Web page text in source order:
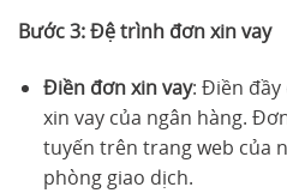
Bước 3: Đệ trình đơn xin vay
Điền đơn xin vay: Điền
xin vay của ngân hàng.
tuyến trên trang web của
phòng giao dịch.